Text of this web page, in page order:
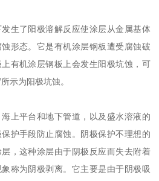
生了阳极溶解反应使涂层从金属基体
形态。它是有机涂层钢板遭受腐蚀破
有机涂层钢板上会发生阳极坑蚀，可
示为阳极坑蚀。
上平台和地下管道，以及盛水溶液的
护手段防止腐蚀。阴极保护不理想的
，这种涂层由于阴极反应而失去附着
称为阴极剥离。它主要是由于阴极吸